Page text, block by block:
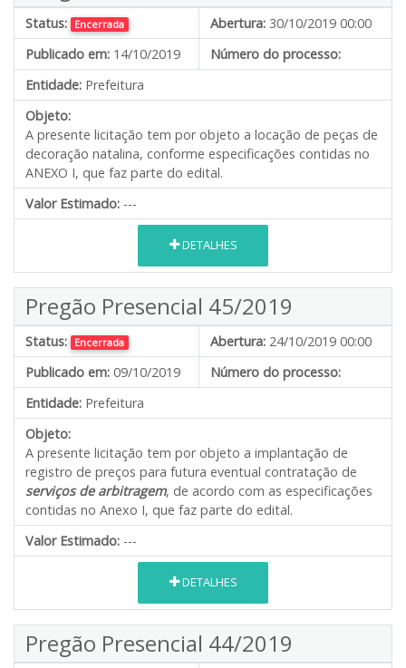
Status: Encerrada Abertura: 30/10/2019 00:00
Publicado em: 14/10/2019
Número do processo:
Entidade: Prefeitura
Objeto:
A presente licitação tem por objeto a locação de peças de
decoração natalina, conforme especificações contidas no
ANEXO I, que faz parte do edital.
Valor Estimado: ---
DETALHES
Pregão Presencial 45/2019
Status: Encerrada Abertura: 24/10/2019 00:00
Publicado em: 09/10/2019
Número do processo:
Entidade: Prefeitura
Objeto:
A presente licitação tem por objeto a implantação de
registro de preços para futura eventual contratação de
serviços de arbitragem, de acordo com as especificações
contidas no Anexo I, que faz parte do edital.
Valor Estimado: ---
DETALHES
Pregão Presencial 44/2019